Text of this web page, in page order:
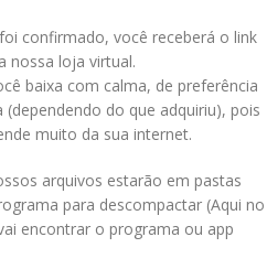
confirmado, você receberá o link
nossa loja virtual.
baixa com calma, de preferência
do que adquiriu), pois
muito da sua internet.
arquivos estarão em pastas
para descompactar (Aqui no
encontrar o programa ou app